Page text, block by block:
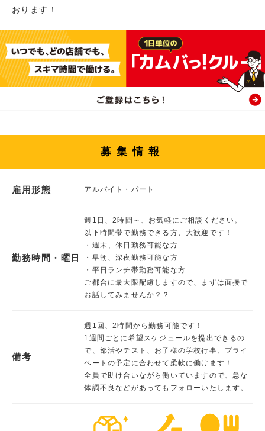
おります！
募集情報
雇用形態 アルバイト・パート
勤務時間・曜日
週1日、2時間～、お気軽にご相談ください。
以下時間帯で勤務できる方、大歓迎です！
・週末、休日勤務可能な方
・早朝、深夜勤務可能な方
・平日ランチ帯勤務可能な方
ご都合に最大限配慮しますので、まずは面接で
お話してみませんか？？
備考
週1回、2時間から勤務可能です！
1週間ごとに希望スケジュールを提出できるの
で、部活やテスト、お子様の学校行事、プライ
ベートの予定に合わせて柔軟に働けます！
全員で助け合いながら働いていますので、急な
体調不良などがあってもフォローいたします。